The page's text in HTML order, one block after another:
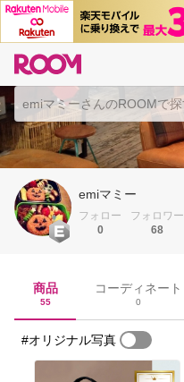
emiマミー
フォロー
0
フォロワー
68
商品
55
コーディネート
0
#オリジナル写真